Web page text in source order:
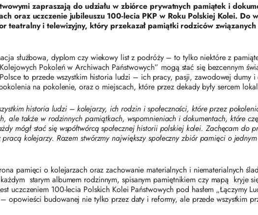
zapraszają do udziału w zbiórce prywatnych pamiątek i
oraz uczczenie jubileuszu 100-lecia PKP w Roku Polskiej Kolei.
teatralny i telewizyjny, który przekazał pamiątki rodziców
służbowa, dyplom czy wiekowy list z podróży – to tylko niektóre z
Pokoleń w Archiwach Państwowych” mogą stać się bezcennym
to przede wszystkim historia ludzi – ich pracy, pasji, zawodowej
na pokolenie, oraz o miejscach, które przez dekady były sercem
historia ludzi – kolejarzy, ich rodzin i społeczności, które przez
ale także w rodzinnych pamiątkach, wspomnieniach i dokumentach, które
mógł stać się współtwórcą społecznej historii polskiej kolei. Zachęcam
kolejarzy. Razem stwórzmy największy społeczny zbiór pamięci o
pamięci o kolejarzach oraz zachowanie materialnych i niematerialnych
starym albumem rodzinnym, spisanym pamiętnikiem czy mapą
uczczeniem 100-lecia Polskich Kolei Państwowych pod hasłem „Łączymy
opowieści budowanej nie tylko przez daty i reformy, ale przede wszystkim